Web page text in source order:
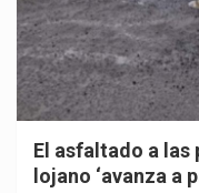
El asfaltado a
lojano ‘avanza a